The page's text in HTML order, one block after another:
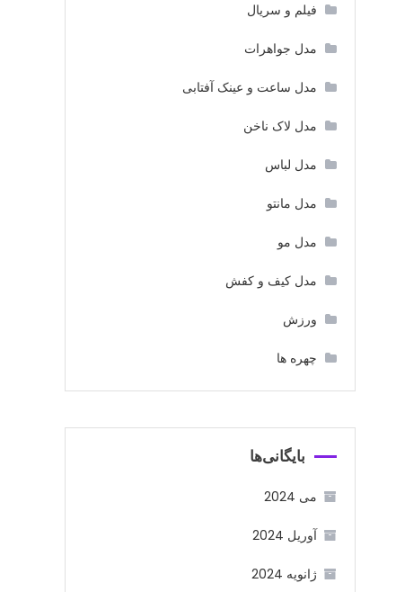
فیلم و سریال
مدل جواهرات
مدل ساعت و عینک آفتابی
مدل لاک ناخن
مدل لباس
مدل مانتو
مدل مو
مدل کیف و کفش
ورزش
چهره ها
بایگانی‌ها
می 2024
آوریل 2024
ژانویه 2024